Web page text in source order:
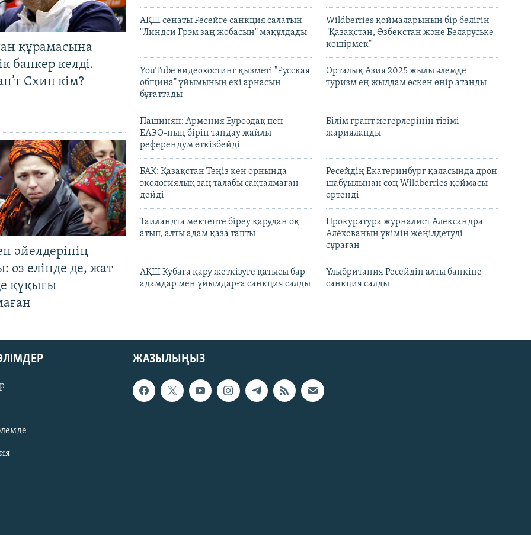
құрамасына
бапкер келді.
Схип кім?
әйелдерінің
өз елінде де, жат
құқығы
АҚШ сенаты Ресейге санкция салатын
"Линдси Грэм заң жобасын" мақұлдады
Wildberries қоймаларының бір бөлігін
"Қазақстан, Өзбекстан және Беларуське
көшірмек"
YouTube видеохостинг қызметі "Русская
община" ұйымының екі арнасын
бұғаттады
Орталық Азия 2025 жылы әлемде
туризм ең жылдам өскен өңір атанды
Пашинян: Армения Еуроодақ пен
ЕАЭО-ның бірін таңдау жайлы
референдум өткізбейді
Білім грант иегерлерінің тізімі
жарияланды
БАҚ: Қазақстан Теңіз кен орнында
экологиялық заң талабы сақталмаған
дейді
Ресейдің Екатеринбург қаласында дрон
шабуылынан соң Wildberries қоймасы
өртенді
Таиландта мектепте біреу қарудан оқ
атып, алты адам қаза тапты
Прокуратура журналист Александра
Алёхованың үкімін жеңілдетуді
сұраған
АҚШ Кубаға қару жеткізуге қатысы бар
адамдар мен ұйымдарға санкция салды
Ұлыбритания Ресейдің алты банкіне
санкция салды
ЖАЗЫЛЫҢЫЗ